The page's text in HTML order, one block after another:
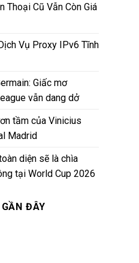
Thoại Cũ Vẫn Còn Giá
Vụ Proxy IPv6 Tĩnh
Giấc mơ
vẫn dang dở
tầm của Vinicius
Madrid
diện sẽ là chìa
tại World Cup 2026
ĐÂY